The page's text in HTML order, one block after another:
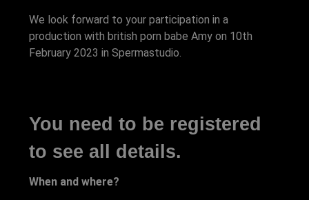
We look forward to your participation in a
production with british porn babe Amy on 10th
February 2023 in Spermastudio.
You need to be registered
to see all details.
When and where?